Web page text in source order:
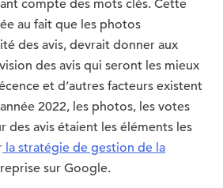
compte des mots clés. Cette
au fait que les photos
des avis, devrait donner aux
des avis qui seront les mieux
et d’autres facteurs existent
2022, les photos, les votes
des avis étaient les éléments les
la stratégie de gestion de la
sur Google.